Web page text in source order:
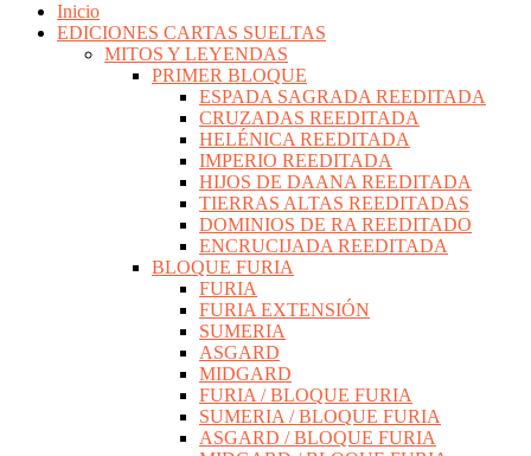
Inicio
EDICIONES CARTAS SUELTAS
MITOS Y LEYENDAS
PRIMER BLOQUE
ESPADA SAGRADA REEDITADA
CRUZADAS REEDITADA
HELÉNICA REEDITADA
IMPERIO REEDITADA
HIJOS DE DAANA REEDITADA
TIERRAS ALTAS REEDITADAS
DOMINIOS DE RA REEDITADO
ENCRUCIJADA REEDITADA
BLOQUE FURIA
FURIA
FURIA EXTENSIÓN
SUMERIA
ASGARD
MIDGARD
FURIA / BLOQUE FURIA
SUMERIA / BLOQUE FURIA
ASGARD / BLOQUE FURIA